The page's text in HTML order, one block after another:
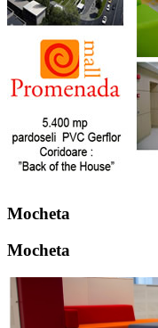
Mocheta
Mocheta